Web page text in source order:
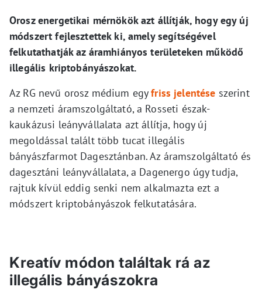
Orosz energetikai mérnökök azt állítják, hogy egy új
módszert fejlesztettek ki, amely segítségével
felkutathatják az áramhiányos területeken működő
illegális kriptobányászokat.
Az RG nevű orosz médium egyfriss jelentése szerint
a nemzeti áramszolgáltató, a Rosseti észak-
kaukázusi leányvállalata azt állítja, hogy új
megoldással talált több tucat illegális
bányászfarmot Dagesztánban. Az áramszolgáltató és
dagesztáni leányvállalata, a Dagenergo úgy tudja,
rajtuk kívül eddig senki nem alkalmazta ezt a
módszert kriptobányászok felkutatására.
Kreatív módon találtak rá az
illegális bányászokra